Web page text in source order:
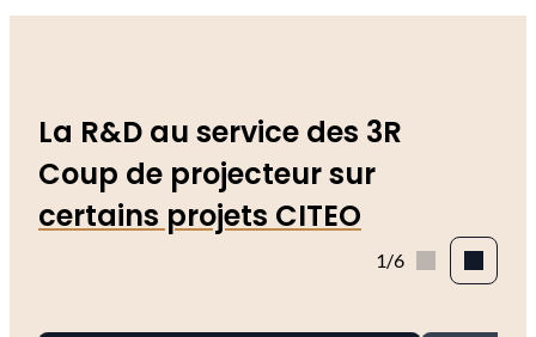
La R&D au service des 3R
Coup de projecteur sur
certains projets CITEO
1/6